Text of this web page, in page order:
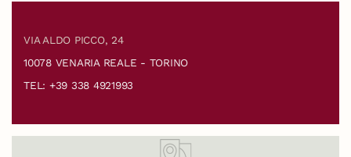
VIA ALDO PICCO, 24
10078 VENARIA REALE - TORINO
TEL: +39 338 4921993